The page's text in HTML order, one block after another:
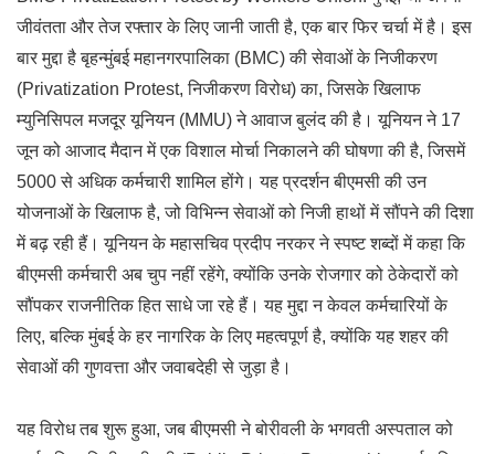
जीवंतता और तेज रफ्तार के लिए जानी जाती है, एक बार फिर चर्चा में है। इस
बार मुद्दा है बृहन्मुंबई महानगरपालिका (BMC) की सेवाओं के निजीकरण
(Privatization Protest, निजीकरण विरोध) का, जिसके खिलाफ
म्युनिसिपल मजदूर यूनियन (MMU) ने आवाज बुलंद की है। यूनियन ने 17
जून को आजाद मैदान में एक विशाल मोर्चा निकालने की घोषणा की है, जिसमें
5000 से अधिक कर्मचारी शामिल होंगे। यह प्रदर्शन बीएमसी की उन
योजनाओं के खिलाफ है, जो विभिन्न सेवाओं को निजी हाथों में सौंपने की दिशा
में बढ़ रही हैं। यूनियन के महासचिव प्रदीप नरकर ने स्पष्ट शब्दों में कहा कि
बीएमसी कर्मचारी अब चुप नहीं रहेंगे, क्योंकि उनके रोजगार को ठेकेदारों को
सौंपकर राजनीतिक हित साधे जा रहे हैं। यह मुद्दा न केवल कर्मचारियों के
लिए, बल्कि मुंबई के हर नागरिक के लिए महत्वपूर्ण है, क्योंकि यह शहर की
सेवाओं की गुणवत्ता और जवाबदेही से जुड़ा है।
यह विरोध तब शुरू हुआ, जब बीएमसी ने बोरीवली के भगवती अस्पताल को